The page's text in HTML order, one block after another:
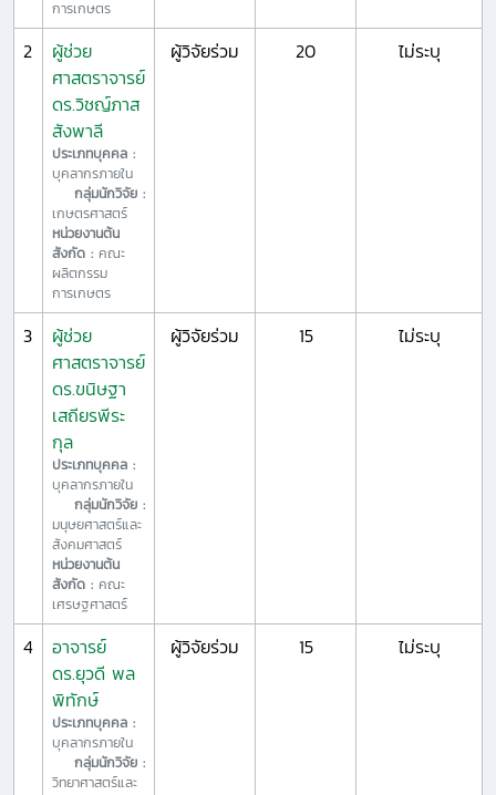
การเกษตร
2
ผู้ช่วย
ศาสตราจารย์
ดร.วิชญ์ภาส
สังพาลี
ประเภทบุคคล :
บุคลากรภายใน
กลุ่มนักวิจัย :
เกษตรศาสตร์
หน่วยงานต้น
สังกัด : คณะ
ผลิตกรรม
การเกษตร
ผู้วิจัยร่วม 20 ไม่ระบุ
3
ผู้ช่วย
ศาสตราจารย์
ดร.ขนิษฐา
เสถียรพีระ
กุล
ประเภทบุคคล :
บุคลากรภายใน
กลุ่มนักวิจัย :
มนุษยศาสตร์และ
สังคมศาสตร์
หน่วยงานต้น
สังกัด : คณะ
เศรษฐศาสตร์
ผู้วิจัยร่วม 15 ไม่ระบุ
4
อาจารย์
ดร.ยุวดี พล
พิทักษ์
ประเภทบุคคล :
บุคลากรภายใน
กลุ่มนักวิจัย :
วิทยาศาสตร์และ
ผู้วิจัยร่วม 15 ไม่ระบุ